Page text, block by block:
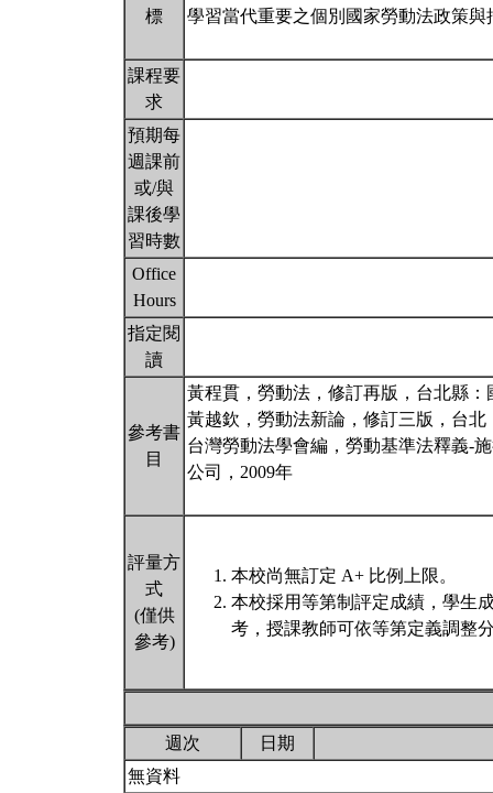
標
學習當代重要之個別國家勞動法政策與
課程要
求
預期每
週課前
或/與
課後學
習時數
Office
Hours
指定閱
讀
參考書
目
黃程貫，勞動法，修訂再版，台北縣：
黃越欽，勞動法新論，修訂三版，台北
台灣勞動法學會編，勞動基準法釋義-
公司，2009年
評量方
式
(僅供
參考)
本校尚無訂定 A+ 比例上限。
本校採用等第制評定成績，學生
考，授課教師可依等第定義調整
週次
日期
無資料